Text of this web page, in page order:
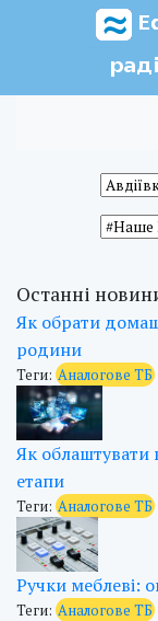
Останні
Як обрати
родини
Теги: Аналогове ТБ
Як облаштувати
етапи
Теги: Аналогове ТБ
Ручки меблеві:
Теги: Аналогове ТБ